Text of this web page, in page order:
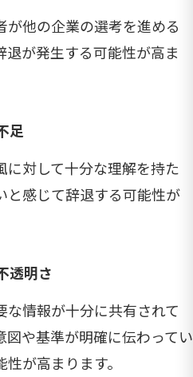
他の企業の選考を進める
が発生する可能性が高ま
足
対して十分な理解を持た
と感じて辞退する可能性が
透明さ
情報が十分に共有されて
図や基準が明確に伝わってい
が高まります。